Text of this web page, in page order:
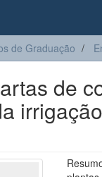
de Graduação
de